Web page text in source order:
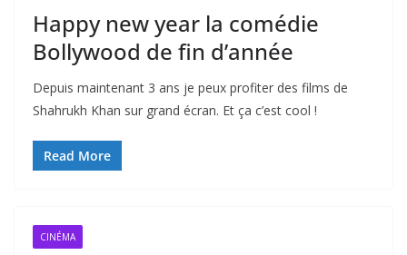
Happy new year la comédie
Bollywood de fin d’année
Depuis maintenant 3 ans je peux profiter des films de
Shahrukh Khan sur grand écran. Et ça c’est cool !
Read More
CINÉMA